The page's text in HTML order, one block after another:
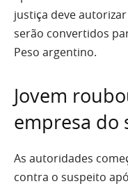
justiça deve
serão convertidos
Peso argentino.
Jovem
empresa do
As autoridades
contra o suspeito